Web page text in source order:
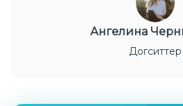
Ангелина
Догситтер